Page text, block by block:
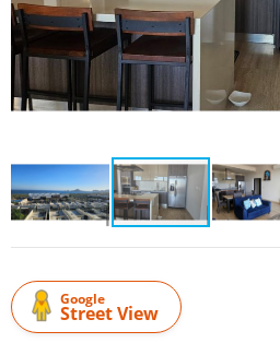
Google
Street View